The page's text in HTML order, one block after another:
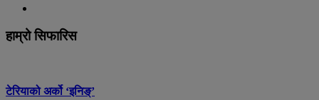
हाम्रो सिफारिस
टेरियाको अर्को ‘इनिङ्’